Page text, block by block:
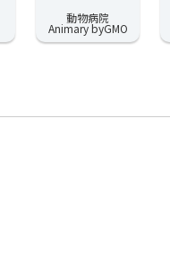
動物病院
Animary byGMO